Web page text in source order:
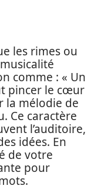
les rimes ou
comme : « Un
pincer le cœur
la mélodie de
Ce caractère
l’auditoire,
idées. En
de votre
pour